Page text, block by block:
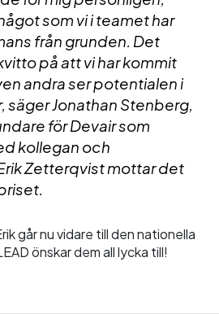
som vi i teamet har
från grunden. Det
på att vi har kommit
andra ser potentialen i
säger Jonathan Stenberg,
för Devair som
kollegan och
Zetterqvist mottar det
går nu vidare till den nationella
önskar dem all lycka till!